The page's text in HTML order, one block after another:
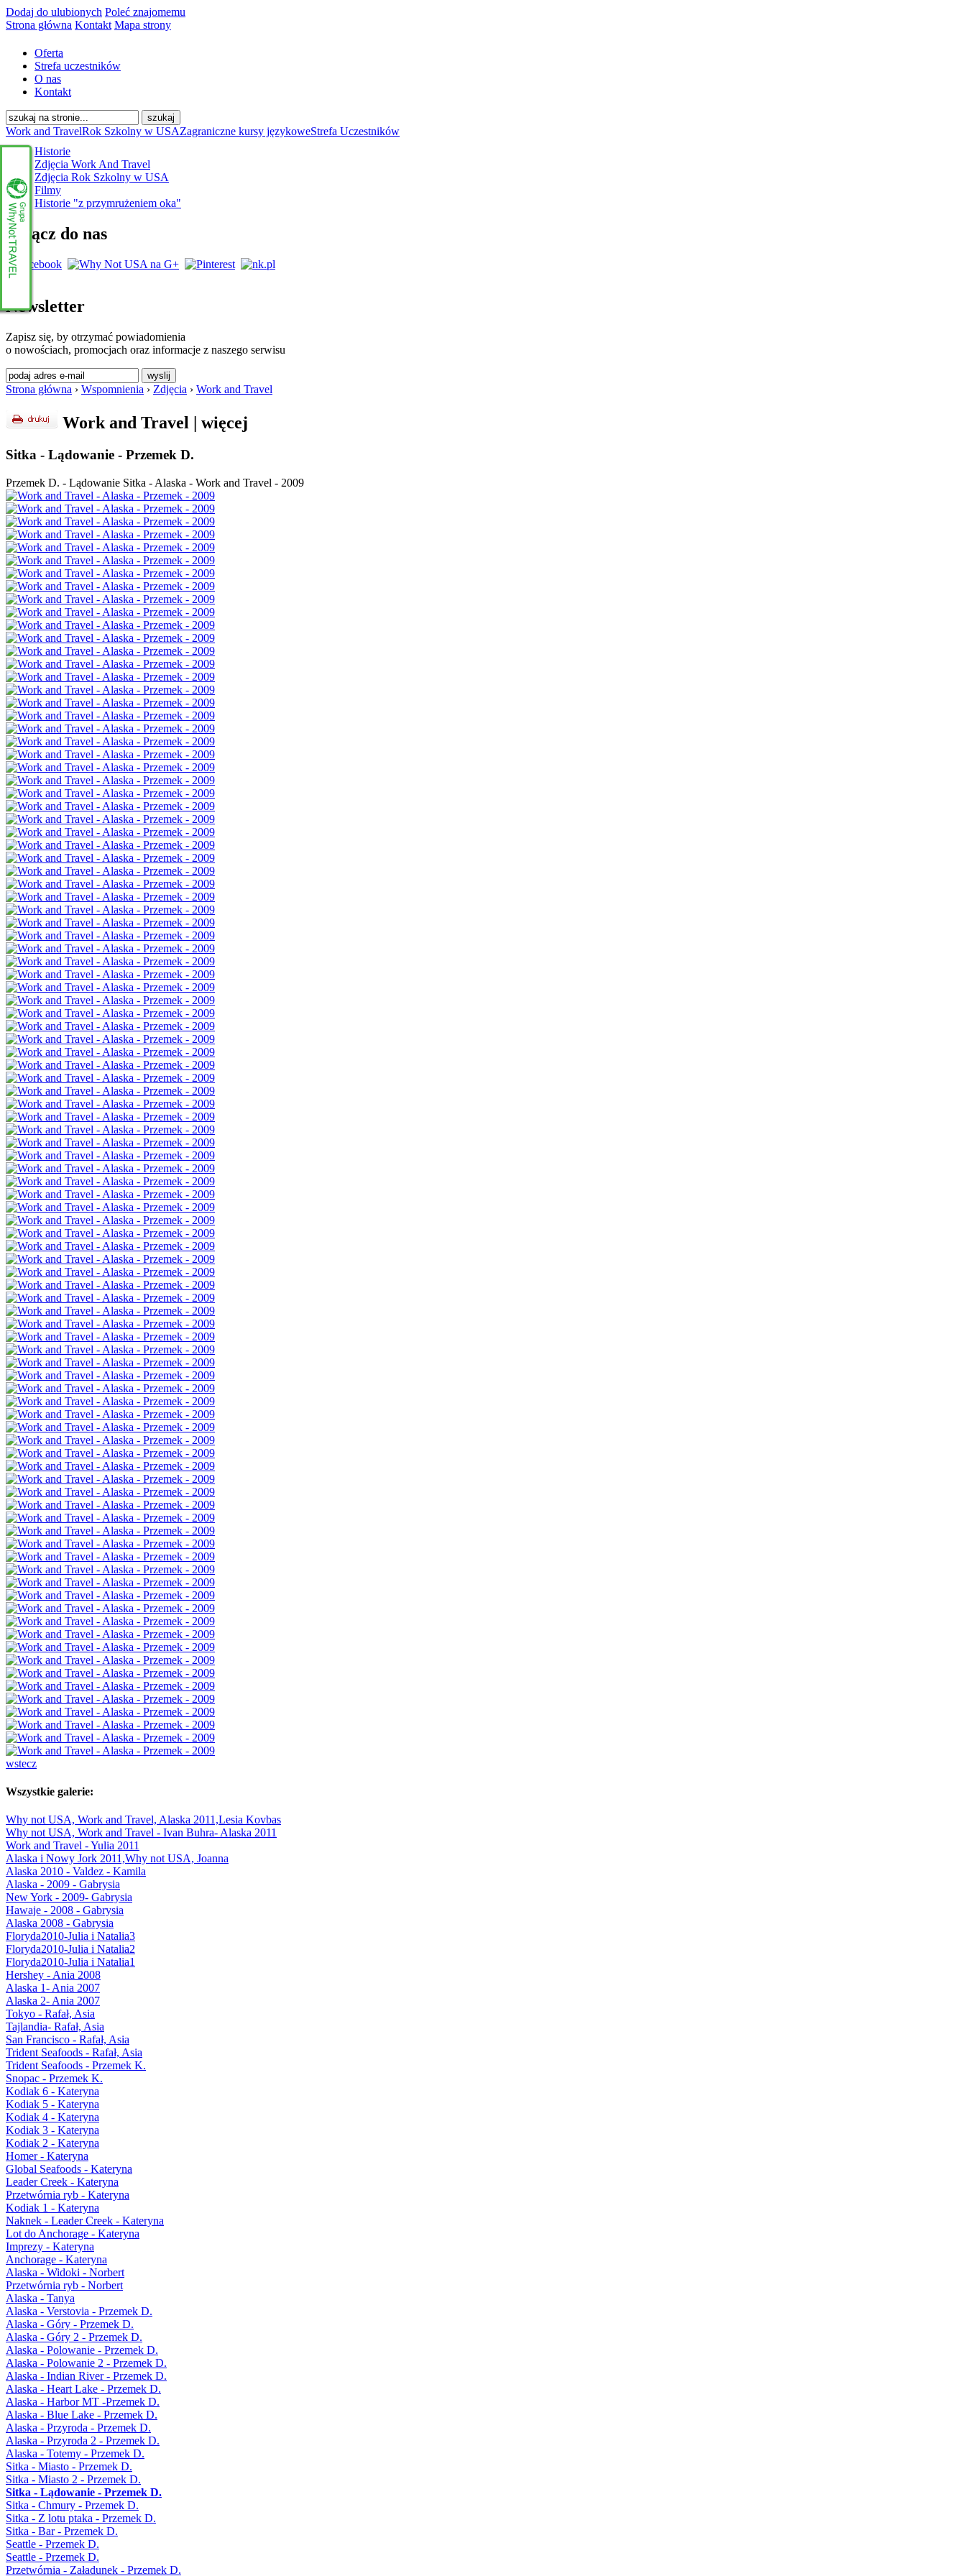
Dodaj do ulubionych Poleć znajomemu
Strona główna Kontakt Mapa strony
Oferta
Strefa uczestników
O nas
Kontakt
Work and TravelRok Szkolny w USAZagraniczne kursy językoweStrefa Uczestników
Historie
Zdjęcia Work And Travel
Zdjęcia Rok Szkolny w USA
Filmy
Historie "z przymrużeniem oka"
Dołącz do nas
Newsletter
Zapisz się, by otrzymać powiadomienia
o nowościach, promocjach oraz informacje z naszego serwisu
Strona główna › Wspomnienia › Zdjęcia › Work and Travel
Work and Travel | więcej
Sitka - Lądowanie - Przemek D.
Przemek D. - Lądowanie Sitka - Alaska - Work and Travel - 2009
wstecz
Wszystkie galerie:
Why not USA, Work and Travel, Alaska 2011,Lesia Kovbas
Why not USA, Work and Travel - Ivan Buhra- Alaska 2011
Work and Travel - Yulia 2011
Alaska i Nowy Jork 2011,Why not USA, Joanna
Alaska 2010 - Valdez - Kamila
Alaska - 2009 - Gabrysia
New York - 2009- Gabrysia
Hawaje - 2008 - Gabrysia
Alaska 2008 - Gabrysia
Floryda2010-Julia i Natalia3
Floryda2010-Julia i Natalia2
Floryda2010-Julia i Natalia1
Hershey - Ania 2008
Alaska 1- Ania 2007
Alaska 2- Ania 2007
Tokyo - Rafał, Asia
Tajlandia- Rafał, Asia
San Francisco - Rafał, Asia
Trident Seafoods - Rafał, Asia
Trident Seafoods - Przemek K.
Snopac - Przemek K.
Kodiak 6 - Kateryna
Kodiak 5 - Kateryna
Kodiak 4 - Kateryna
Kodiak 3 - Kateryna
Kodiak 2 - Kateryna
Homer - Kateryna
Global Seafoods - Kateryna
Leader Creek - Kateryna
Przetwórnia ryb - Kateryna
Kodiak 1 - Kateryna
Naknek - Leader Creek - Kateryna
Lot do Anchorage - Kateryna
Imprezy - Kateryna
Anchorage - Kateryna
Alaska - Widoki - Norbert
Przetwórnia ryb - Norbert
Alaska - Tanya
Alaska - Verstovia - Przemek D.
Alaska - Góry - Przemek D.
Alaska - Góry 2 - Przemek D.
Alaska - Polowanie - Przemek D.
Alaska - Polowanie 2 - Przemek D.
Alaska - Indian River - Przemek D.
Alaska - Heart Lake - Przemek D.
Alaska - Harbor MT -Przemek D.
Alaska - Blue Lake - Przemek D.
Alaska - Przyroda - Przemek D.
Alaska - Przyroda 2 - Przemek D.
Alaska - Totemy - Przemek D.
Sitka - Miasto - Przemek D.
Sitka - Miasto 2 - Przemek D.
Sitka - Lądowanie - Przemek D.
Sitka - Chmury - Przemek D.
Sitka - Z lotu ptaka - Przemek D.
Sitka - Bar - Przemek D.
Seattle - Przemek D.
Seattle - Przemek D.
Przetwórnia - Załadunek - Przemek D.
www.whynottravel.pl